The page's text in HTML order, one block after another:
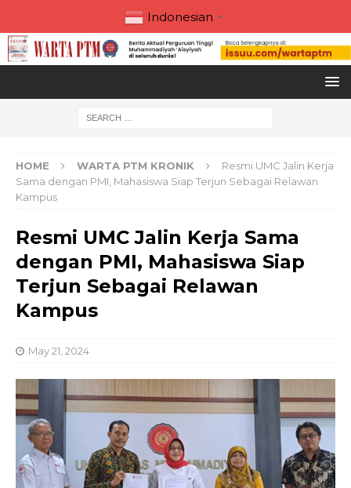
Indonesian ▼
HOME WARTA PTM KRONIK
Resmi UMC Jalin Kerja
Sama dengan PMI, Mahasiswa Siap Terjun Sebagai Relawan
Kampus
Resmi UMC Jalin Kerja Sama
dengan PMI, Mahasiswa Siap
Terjun Sebagai Relawan
Kampus
May 21, 2024